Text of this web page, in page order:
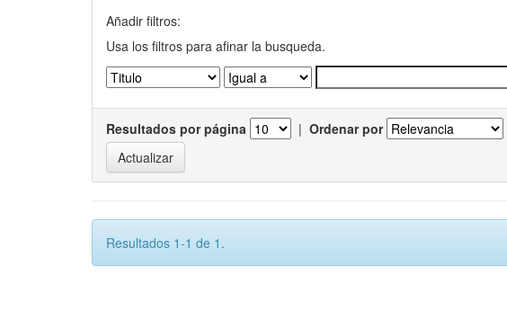
Añadir filtros:
Usa los filtros para afinar la busqueda.
Resultados por página | Ordenar por
Resultados 1-1 de 1.